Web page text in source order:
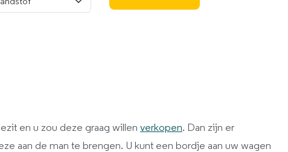
en u zou deze graag willen verkopen. Dan zijn er
aan de man te brengen. U kunt een bordje aan uw wagen